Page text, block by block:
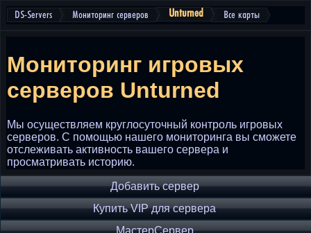
DS-Servers Мониторинг серверов Unturned Все карты
Мониторинг игровых
серверов Unturned
Мы осуществляем круглосуточный контроль игровых
серверов. С помощью нашего мониторинга вы сможете
отслеживать активность вашего сервера и
просматривать историю.
Добавить сервер
Купить VIP для сервера
МастерСервер